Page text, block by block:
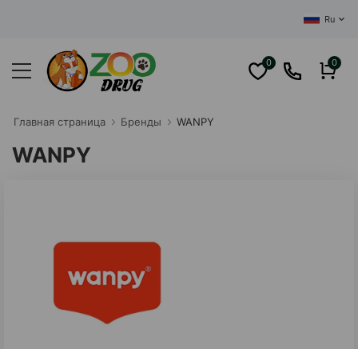
ЦЕНТРАЛЬНЫЙ
Ru
0 0
Главная cтраница Бренды WANPY
WANPY